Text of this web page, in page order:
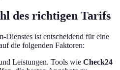
des richtigen Tarifs
Dienstes ist entscheidend für eine
die folgenden Faktoren:
Leistungen. Tools wie Check24